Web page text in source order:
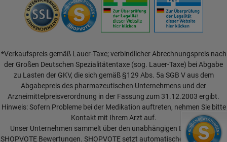
*Verkaufspreis gemäß Lauer-Taxe; verbindlicher Abrechnungspreis nach
der Großen Deutschen Spezialitätentaxe (sog. Lauer-Taxe) bei Abgabe
zu Lasten der GKV, die sich gemäß §129 Abs. 5a SGB V aus dem
Abgabepreis des pharmazeutischen Unternehmens und der
Arzneimittelpreisverordnung in der Fassung zum 31.12.2003 ergibt.
Hinweis: Sofern Probleme bei der Medikation auftreten, nehmen Sie bitte
Kontakt mit Ihrem Arzt auf.
Unser Unternehmen sammelt über den unabhängigen Dienstleister
SHOPVOTE Bewertungen. SHOPVOTE setzt automatische und manuelle